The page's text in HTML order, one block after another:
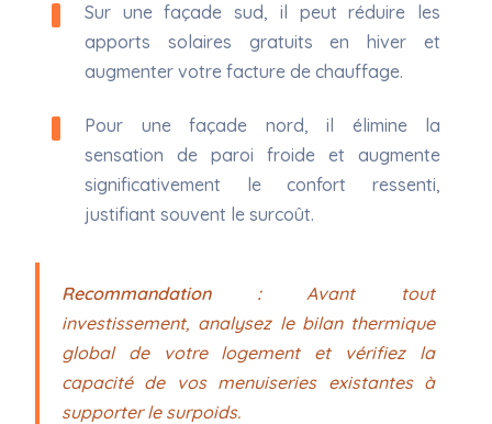
Sur une façade sud, il peut réduire les
apports solaires gratuits en hiver et
augmenter votre facture de chauffage.
Pour une façade nord, il élimine la
sensation de paroi froide et augmente
significativement le confort ressenti,
justifiant souvent le surcoût.
Recommandation :Avant tout
investissement, analysez le bilan thermique
global de votre logement et vérifiez la
capacité de vos menuiseries existantes à
supporter le surpoids.